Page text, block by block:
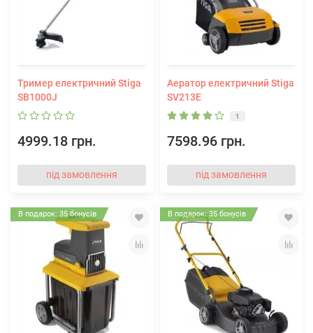
Тример електричний Stiga
SB1000J
4999.18 грн.
під замовлення
Аератор електричний Stiga
SV213E
1
7598.96 грн.
під замовлення
В подарок: 35 бонусів В подарок: 35 бонусів